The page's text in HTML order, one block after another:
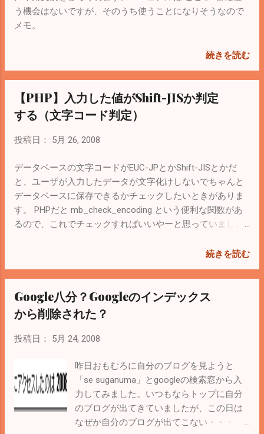
sambaを自動起動させる。 $ chkconfig smb on 以下
smb.confの中身 [global] #動作モード smb ports = 139 #
security = user #Unix Windows互換機 dos charset =
う機会はないですが、そのうち使うことになりそうなので
メモ。
続きを読む
【PHP】入力した値がShift-JISか判定
する（文字コード判定）
投稿日： 5月 26, 2008
データベースの文字コードがEUC-JPとかShift-JISとかだ
と、ユーザが入力したデータが文字化けしないでちゃんと
データベースに保存できるかチェックしたいときがありま
す。 PHPだと mb_check_encoding という便利な関数があ
るので、これでチェックすればいいやーと思っていました
ルの文字コードによって返値が変わってくる。例えば、
false。 var_dump( mb_check_encoding( '１', 'Shift-JIS')); //
全角の１ これは正しい？使い方間違っている？ しょうがな
いので、mb_check_encodingはあきらめて、
mb_convert_encoding を使って、一度チェックした文字コ
ードに変換して、元に戻した結果が同じかどうかでチェッ
mb_convert_encoding($sMoji, 'Shift-JIS'); //変換 $sTemp =
mb_convert_encoding($sTemp, 'UTF-8', 'Shift-JIS'); //元に戻
す if ($sMoji === $sTemp) { echo "Shift-JISで表現できる
文字：$sMoji"; } else { echo "Shift-JISで表現できない文
字：$sMoji"; } ちなみにShift-JISで表現できない文字で有名
続きを読む
Google八分？Googleのインデックス
から削除された？
投稿日： 5月 24, 2008
昨日おもむろに自分のブログを見ようと
「se suganuma」とgoogleの検索窓から入
力してみました。いつもならトップに自分
のブログが出てきていましたが、この日は
なぜか自分のブログが出てこない・・・。